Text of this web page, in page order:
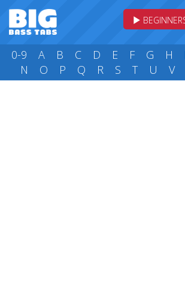
0-9 A B C D E F G H
N
O P Q R S T U V